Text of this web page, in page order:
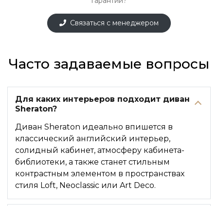
Связаться с менеджером
Часто задаваемые вопросы
Для каких интерьеров подходит диван
Sheraton?
Диван Sheraton идеально впишется в
классический английский интерьер,
солидный кабинет, атмосферу кабинета-
библиотеки, а также станет стильным
контрастным элементом в пространствах
стиля Loft, Neoclassic или Art Deco.